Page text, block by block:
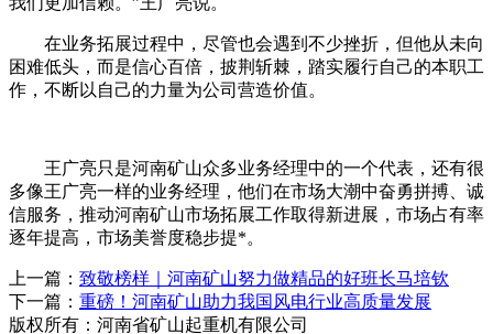
在业务拓展过程中，尽管也会遇到不少挫折，但他从未向
困难低头，而是信心百倍，披荆斩棘，踏实履行自己的本职工
作，不断以自己的力量为公司营造价值。
王广亮只是河南矿山众多业务经理中的一个代表，还有很
多像王广亮一样的业务经理，他们在市场大潮中奋勇拼搏、诚
信服务，推动河南矿山市场拓展工作取得新进展，市场占有率
逐年提高，市场美誉度稳步提*。
上一篇： 致敬榜样｜河南矿山努力做精品的好班长马培钦
下一篇： 重磅！河南矿山助力我国风电行业高质量发展
版权所有：河南省矿山起重机有限公司